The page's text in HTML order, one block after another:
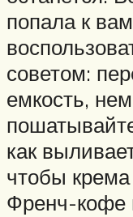
попала к
советом:
емкость,
как
чтобы
Френч-кофе